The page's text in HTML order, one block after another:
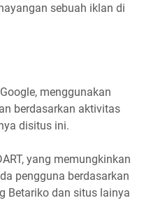
sebuah iklan di
menggunakan
berdasarkan aktivitas
disitus ini.
yang memungkinkan
pengguna berdasarkan
Betariko dan situs lainya